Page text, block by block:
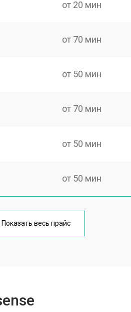
от 20 мин
от 70 мин
от 50 мин
от 70 мин
от 50 мин
от 50 мин
от 80 мин
Показать весь прайс